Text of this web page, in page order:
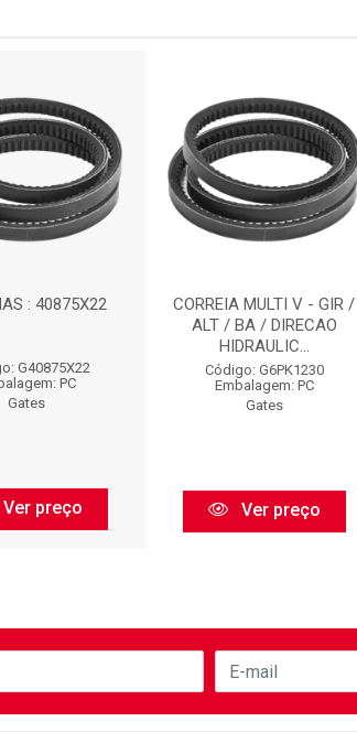
: 40875X22
G40875X22
PC
Gates
Ver preço
CORREIA MULTI V - GIR /
ALT / BA / DIRECAO
HIDRAULIC...
Código: G6PK1230
Embalagem: PC
Gates
Ver preço